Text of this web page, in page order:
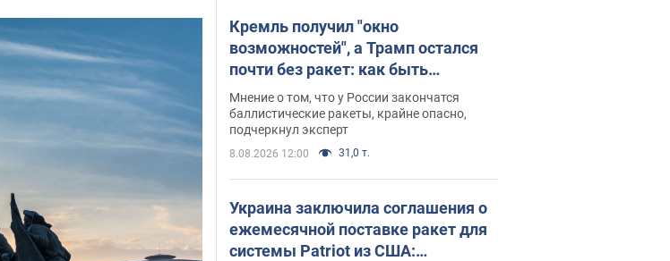
Кремль получил "окно
возможностей", а Трамп остался
почти без ракет: как быть
Украине? Интервью с Мельником
Мнение о том, что у России закончатся
баллистические ракеты, крайне опасно,
подчеркнул эксперт
8.08.2026 12:00 31,0 т.
Украина заключила соглашения о
ежемесячной поставке ракет для
системы Patriot из США: